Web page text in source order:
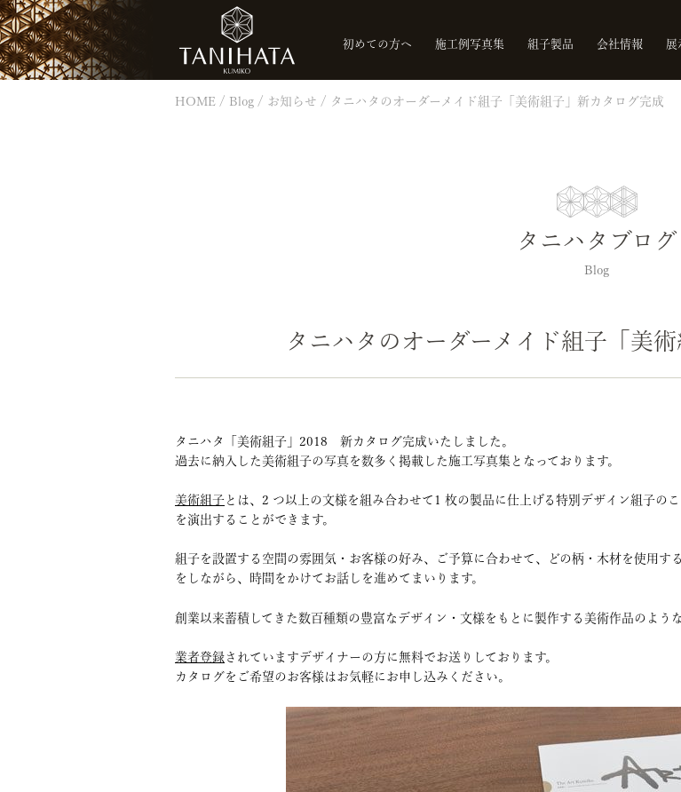
初めての方へ 施工例写真集 組子製品 会社情報 展
HOME Blog お知らせ タニハタのオーダーメイド組子「美術組子」新カタログ完成
タニハタブログ
Blog
タニハタのオーダーメイド組子「美
タニハタ「美術組子」2018 新カタログ完成いたしました。
過去に納入した美術組子の写真を数多く掲載した施工写真集となっております。
美術組子 とは、2 つ以上の文様を組み合わせて1 枚の製品に仕上げる特別デザイン組子の
を演出することができます。
組子を設置する空間の雰囲気・お客様の好み、ご予算に合わせて、どの柄・木材を使用
をしながら、時間をかけてお話しを進めてまいります。
創業以来蓄積してきた数百種類の豊富なデザイン・文様をもとに製作する美術作品のような
業者登録 されていますデザイナーの方に無料でお送りしております。
カタログをご希望のお客様はお気軽にお申し込みください。